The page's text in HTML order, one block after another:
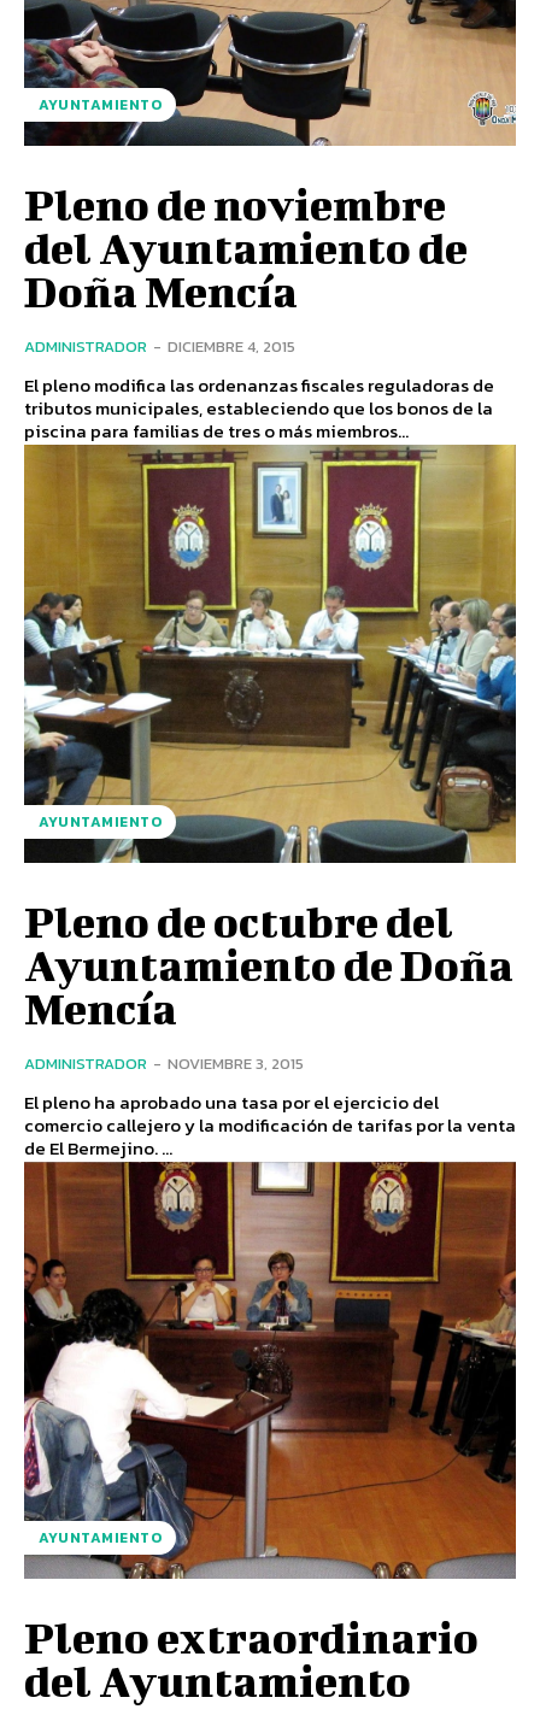
AYUNTAMIENTO
Pleno de noviembre
del Ayuntamiento de
Doña Mencía
ADMINISTRADOR - DICIEMBRE 4, 2015
El pleno modifica las ordenanzas fiscales reguladoras de
tributos municipales, estableciendo que los bonos de la
piscina para familias de tres o más miembros...
AYUNTAMIENTO
Pleno de octubre del
Ayuntamiento de Doña
Mencía
ADMINISTRADOR - NOVIEMBRE 3, 2015
El pleno ha aprobado una tasa por el ejercicio del
comercio callejero y la modificación de tarifas por la venta
de El Bermejino. ...
AYUNTAMIENTO
Pleno extraordinario
del Ayuntamiento